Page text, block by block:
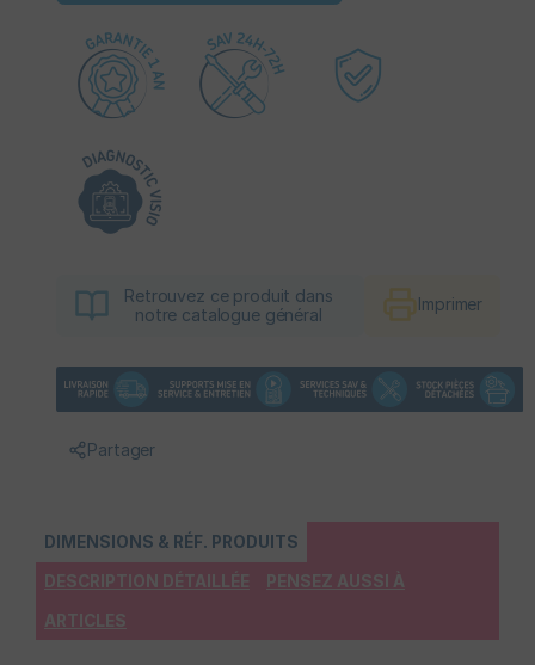
Retrouvez ce produit dans
notre catalogue général
Imprimer
Partager
DIMENSIONS & RÉF. PRODUITS
DESCRIPTION DÉTAILLÉE PENSEZ AUSSI À
ARTICLES